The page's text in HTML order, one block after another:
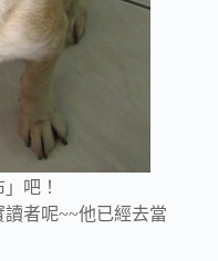
吧！
者呢~~他已經去當